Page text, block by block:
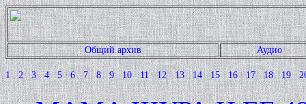
Общий архив Аудио
1 2 3 4 5 6 7 8 9 10 11 12 13 14 15 16 17 18 19